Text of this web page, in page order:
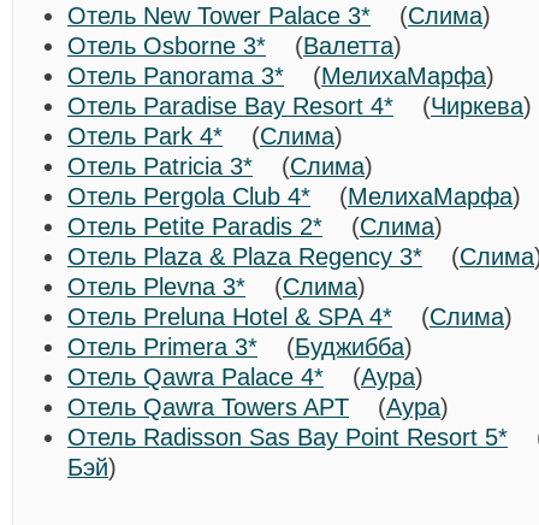
Отель New Tower Palace 3* (Слима)
Отель Osborne 3* (Валетта)
Отель Panorama 3* (МелихаМарфа)
Отель Paradise Bay Resort 4* (Чиркева
Отель Park 4* (Слима)
Отель Patricia 3* (Слима)
Отель Pergola Club 4* (МелихаМарфа
Отель Petite Paradis 2* (Слима)
Отель Plaza & Plaza Regency 3* (Слима
Отель Plevna 3* (Слима)
Отель Preluna Hotel & SPA 4* (Слима)
Отель Primera 3* (Буджибба)
Отель Qawra Palace 4* (Аура)
Отель Qawra Towers APT (Аура)
Отель Radisson Sas Bay Point Resort 5*
Бэй)